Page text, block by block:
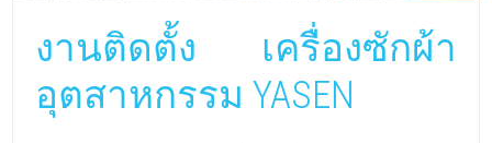
งานติดตั้ง เครื่องซักผ้า
อุตสาหกรรม YASEN